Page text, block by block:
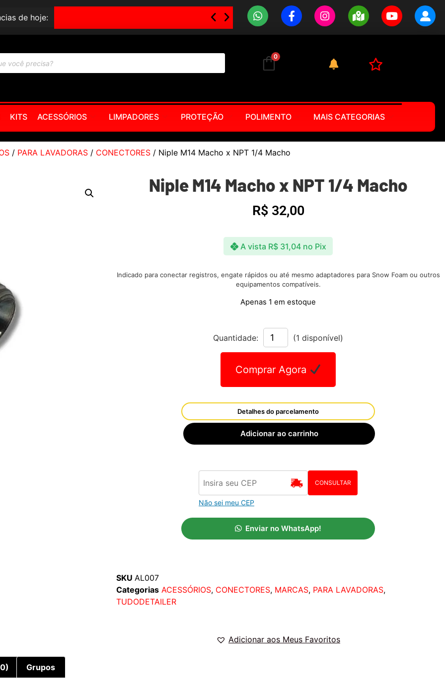
de hoje: Canhão De Espuma Rotta – Engate Rápido
0
KITS ACESSÓRIOS LIMPADORES PROTEÇÃO POLIMENTO MAIS CATEGORIAS
/ PARA LAVADORAS / CONECTORES / Niple M14 Macho x NPT 1/4 Macho
Niple M14 Macho x NPT 1/4 Macho
R$ 32,00
A vista R$31,04 no Pix
Indicado para conectar registros, engate rápidos ou até mesmo adaptadores para Snow Foam ou outros
equipamentos compatíveis.
Apenas 1 em estoque
Quantidade: (1 disponível)
Comprar Agora
Detalhes do parcelamento
Adicionar ao carrinho
CONSULTAR
Não sei meu CEP
Enviar no WhatsApp!
SKU AL007
Categorias ACESSÓRIOS, CONECTORES, MARCAS, PARA LAVADORAS,
TUDODETAILER
Adicionar aos Meus Favoritos
Grupos